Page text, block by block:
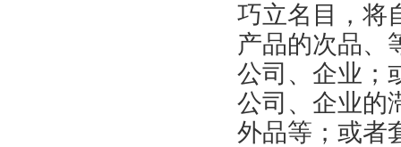
巧立名目，将
产品的次品、
公司、企业；
公司、企业的
外品等；或者